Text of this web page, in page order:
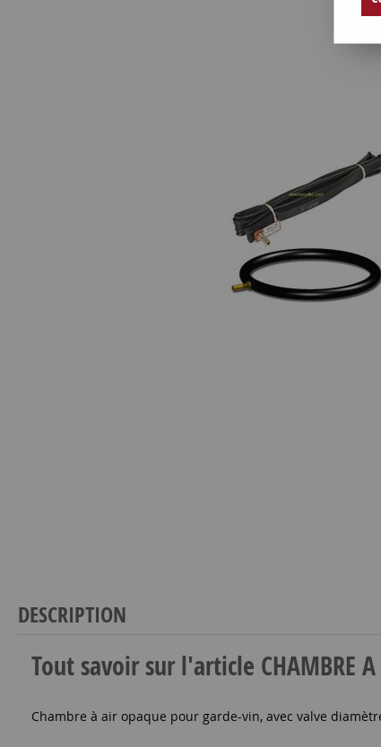
DESCRIPTION
Tout savoir sur l'article CHAMBRE
Chambre à air opaque pour garde-vin, avec valve